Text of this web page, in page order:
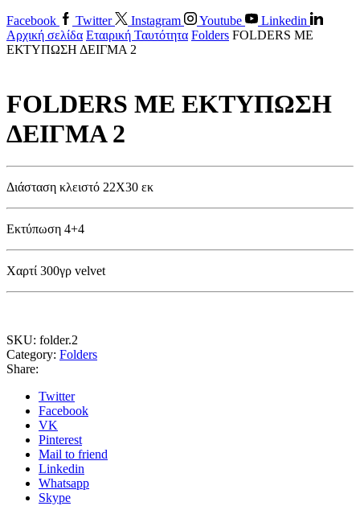
Facebook Twitter Instagram Youtube
Linkedin
Αρχική σελίδα Εταιρική Ταυτότητα Folders FOLDERS ΜΕ
ΕΚΤΥΠΩΣΗ ΔΕΙΓΜΑ 2
FOLDERS ΜΕ ΕΚΤΥΠΩΣΗ
ΔΕΙΓΜΑ 2
Διάσταση κλειστό 22Χ30 εκ
Εκτύπωση 4+4
Χαρτί 300γρ velvet
SKU: folder.2
Category: Folders
Share:
Twitter
Facebook
VK
Pinterest
Mail to friend
Linkedin
Whatsapp
Skype